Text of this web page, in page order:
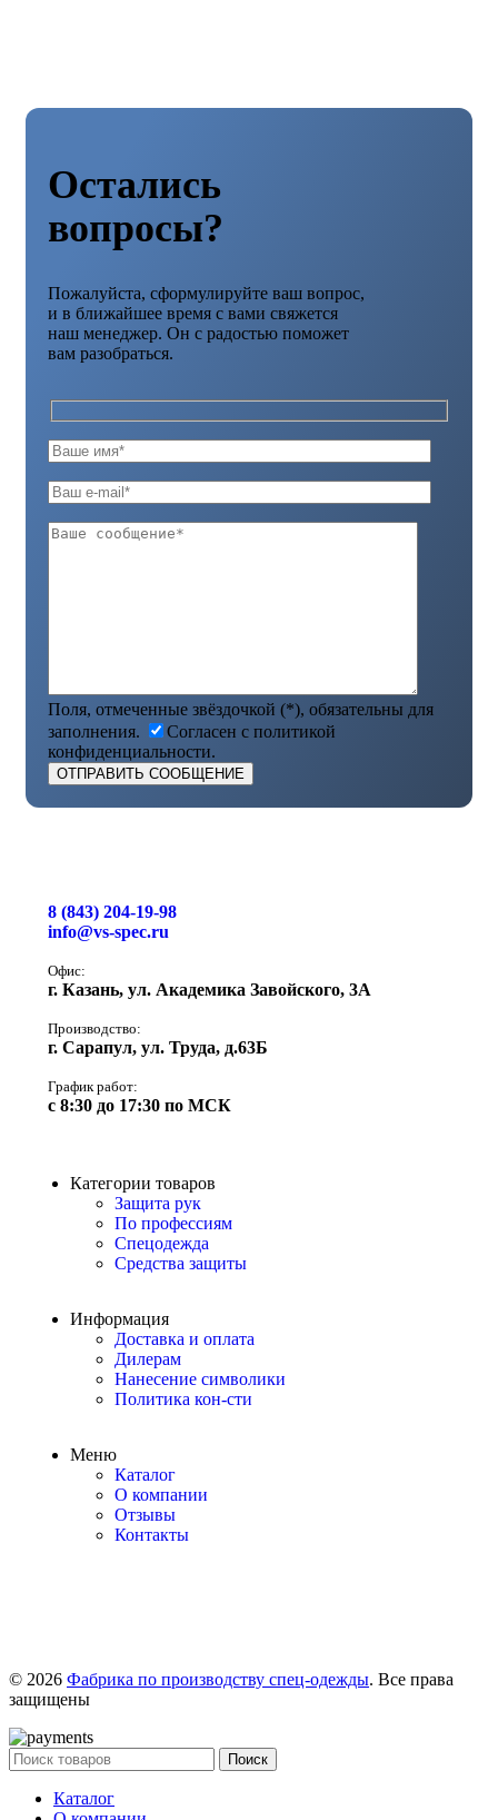
Остались
вопросы?
Пожалуйста, сформулируйте ваш вопрос,
и в ближайшее время с вами свяжется
наш менеджер. Он с радостью поможет
вам разобраться.
Поля, отмеченные звёздочкой (*), обязательны для
заполнения.
Согласен с политикой
конфиденциальности.
Категории товаров
Защита рук
По профессиям
Спецодежда
Средства защиты
Информация
Доставка и оплата
Дилерам
Нанесение символики
Политика кон-сти
Меню
Каталог
О компании
Отзывы
Контакты
8 (843) 204-19-98
info@vs-spec.ru
Офис:
г. Казань, ул. Академика Завойского, 3А
Производство:
г. Сарапул, ул. Труда, д.63Б
График работ:
с 8:30 до 17:30 по МСК
© 2026 Фабрика по производству спец-одежды. Все права
защищены
Поиск
Каталог